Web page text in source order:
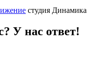
студия Динамика
У нас ответ!